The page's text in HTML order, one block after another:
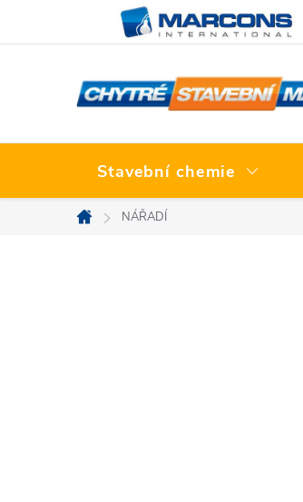
Stavební chemie
Domů
NÁŘADÍ